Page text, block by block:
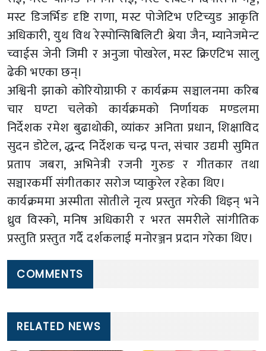
मस्ट डिजर्भिङ दृष्टि राणा, मस्ट पोजेटिभ एटिच्युड आकृति
अधिकारी, युथ विथ रेस्पोन्सिबिलिटी श्रेया जैन, म्यानेजमेन्ट
च्वाईस जेनी जिमी र अनुजा पोखरेल, मस्ट क्रिएटिभ सालु
ढेकी भएका छन्।
अश्विनी झाको कोरियोग्राफी र कार्यक्रम सञ्चालनमा करिब
चार घण्टा चलेको कार्यक्रमको निर्णायक मण्डलमा
निर्देशक रमेश बुढाथोकी, व्यांकर अनिता प्रधान, शिक्षाविद
सुदन डोटेल, द्धन्द निर्देशक चन्द्र पन्त, संचार उद्यमी सुमित
प्रताप जबरा, अभिनेत्री रजनी गुरुङ र गीतकार तथा
सञ्चारकर्मी संगीतकार सरोज प्याकुरेल रहेका थिए।
कार्यक्रममा अस्मीता सोतीले नृत्य प्रस्तुत गरेकी थिइन् भने
ध्रुव विस्को, मनिष अधिकारी र भरत समरीले सांगीतिक
प्रस्तुति प्रस्तुत गर्दै दर्शकलाई मनोरञ्जन प्रदान गरेका थिए।
COMMENTS
RELATED NEWS